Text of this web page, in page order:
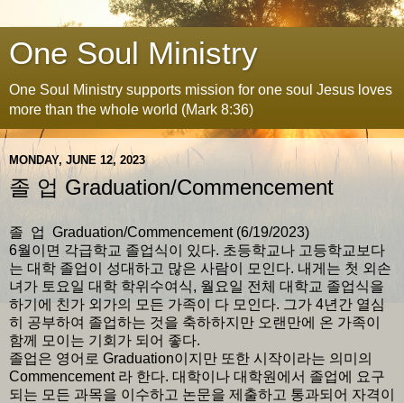
One Soul Ministry
One Soul Ministry supports mission for one soul Jesus loves
more than the whole world (Mark 8:36)
MONDAY, JUNE 12, 2023
졸 업 Graduation/Commencement
졸 업 Graduation/Commencement (6/19/2023)
6월이면 각급학교 졸업식이 있다. 초등학교나 고등학교보다
는 대학 졸업이 성대하고 많은 사람이 모인다. 내게는 첫 외손
녀가 토요일 대학 학위수여식, 월요일 전체 대학교 졸업식을
하기에 친가 외가의 모든 가족이 다 모인다. 그가 4년간 열심
히 공부하여 졸업하는 것을 축하하지만 오랜만에 온 가족이
함께 모이는 기회가 되어 좋다.
졸업은 영어로 Graduation이지만 또한 시작이라는 의미의
Commencement 라 한다. 대학이나 대학원에서 졸업에 요구
되는 모든 과목을 이수하고 논문을 제출하고 통과되어 자격이